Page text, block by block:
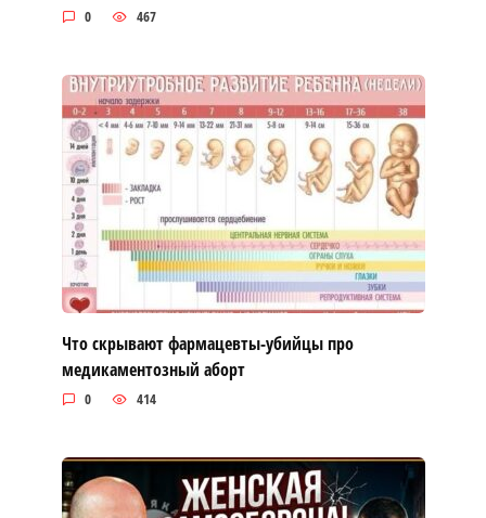
0 467
Что скрывают фармацевты-убийцы про
медикаментозный аборт
0 414